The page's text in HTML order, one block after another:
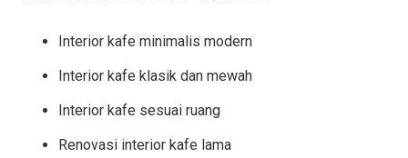
Interior kafe minimalis modern
Interior kafe klasik dan mewah
Interior kafe sesuai ruang
Renovasi interior kafe lama